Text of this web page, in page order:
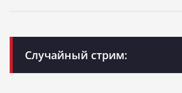
Случайный стрим: